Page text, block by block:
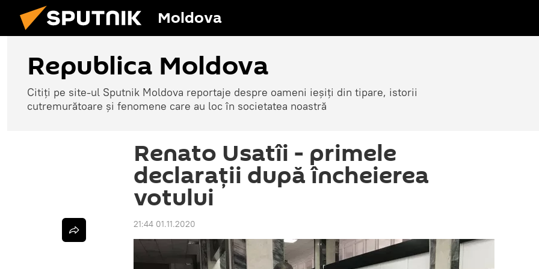
Moldova
Republica Moldova
Citiți pe site-ul Sputnik Moldova reportaje despre oameni ieșiți din tipare, istorii
cutremurătoare și fenomene care au loc în societatea noastră
Renato Usatîi - primele
declarații după încheierea
votului
21:44 01.11.2020